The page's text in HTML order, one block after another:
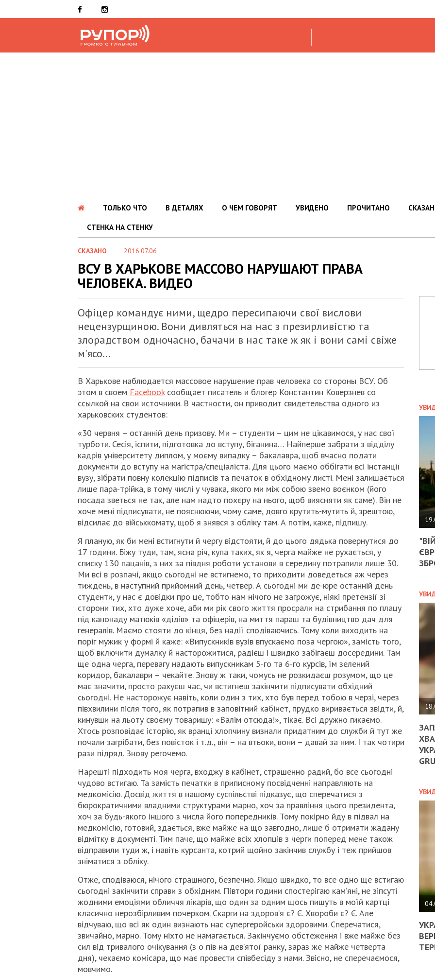
ТОЛЬКО ЧТО В ДЕТАЛЯХ О ЧЕМ ГОВОРЯТ УВИДЕНО ПРОЧИТАНО
СТЕНКА НА СТЕНКУ
СКАЗАНО 2016.07.06
ВСУ В ХАРЬКОВЕ МАССОВО НАРУШАЮТ ПРАВА
ЧЕЛОВЕКА. ВИДЕО
Офіцер командує ними, щедро пересипаючи свої вислови
нецензурщиною. Вони дивляться на нас з презирливістю та
злорадством одночасно, бачачи в нас таке ж як і вони самі свіже
м'ясо...
В Харькове наблюдается массовое нарушение прав человека со стороны ВСУ. Об
этом в своем Facebookсообщает писатель и блогер Константин Коверзнев со
ссылкой на свои источники. В частности, он приводит свидетельства одного из
харьковских студентов:
«30 червня – останній день призову. Ми – студенти – цим не цікавимося, у нас свої
турботи. Сесія, іспити, підготовка до вступу, біганина… Найперше забрати з відділу
кадрів університету диплом, у моєму випадку – бакалавра, щоб вчасно подати
документи до вступу на магістра/спеціаліста. Для цього маємо оббігати всі інстанції
вузу, зібрати повну колекцію підписів та печаток в обхідному листі. Мені залишається
лише пара-трійка, в тому числі у чувака, якого ми між собою звемо воєнком (його
посада зветься не так, але нам надто похєру на нього, щоб виясняти як саме). Він не
хоче мені підписувати, не пояснюючи, чому саме, довго крутить-мутить й, зрештою,
відсилає до військкомату, щоб я знявся з обліку там. А потім, каже, підпишу.
Я планую, як би мені встигнути й чергу відстояти, й до цього дядька повернутися до
17 години. Біжу туди, там, ясна річ, купа таких, як я, черга майже не рухається, у
списку 130 пацанів, з них за півдня роботи установи в середину потрапили лише 30.
Ми всі в розпачі, якщо сьогодні не встигнемо, то приходити доведеться аж через
тиждень, в наступний прийомний день, четвер. А сьогодні ми де-юре останній день
студенти, у нас є довідки про це, тобто нам нічого не загрожує, ніякі претензії зі
сторони тих, хто дуже хоче, аби ми рік свого життя просрали на стрибання по плацу
під канонаду матюків «дідів» та офіцерів, на миття параш та будівництво дач для
генералів. Маємо стояти до кінця, без надії сподіваючись. Тому коли виходить на
поріг мужик у формі й каже: «Випускників вузів впускаємо поза чергою», замість того,
щоб включити думалку й насторожитися, радієш і швидко забігаєш досередини. Там
ще одна черга, перевагу надають випускникам 5-го та 6-го курсів, їм зелений
коридор, бакалаври – чекайте. Знову ж таки, чомусь не розкидаєш розумом, що це
має значити, просто рахуєш час, чи встигнеш закінчити підписувати обхідний
сьогодні. Не насторожує навіть, коли один з тих, хто був перед тобою в черзі, через
півхвилини після того, як потрапив в заповітний кабінет, прудко виривається звідти, й,
кинувши на льоту своєму товаришу: «Валім отсюда!», тікає. Всі дружно гикаємо.
Хтось розповідає історію, як вранці хлопчину визнали придатним до служби й тут же
почали загрібати, без повісток і т.д., він – на втьоки, вони – давай за ним. І так чотири
рази підряд. Знову регочемо.
Нарешті підходить моя черга, входжу в кабінет, страшенно радий, бо все сьогодні
чудово встигаю. Та замість печатки в приписному посвідченні направляють на
медкомісію. Досвід життя в нашому суспільстві підказує, що сперечатися з
бюрократичними владними структурами марно, хоч за правління цього президента,
хоч за будь-якого іншого з числа його попередників. Тому покірно йду в підвал на
медкомісію, готовий, здається, вже майже на що завгодно, лише б отримати жадану
відмітку в документі. Тим паче, що майже всіх хлопців з черги поперед мене також
відправили туди ж, і навіть курсанта, котрий щойно закінчив службу і теж прийшов
зніматися з обліку.
Отже, сподіваюся, нічого страшного, безпечно. Якщо швидко, то все одно ще встигаю
сьогодні закінчити справи з обхідним. Півтори години спостерігаю кам’яні, не зіпсуті
жодними емоціями обличчя лікарів, що один за одним щось пишуть в моїй картці
класично нерозбірливим почерком. Скарги на здоров’я є? Є. Хвороби є? Є. Але
відчуваю, що всі як один визнають нас супергеройськи здоровими. Сперечатися,
звичайно, марно. Тому ніхто не намагається. Закінчуємо обстеження і вже майже без
сил від тривалого очікування (з о пів на дев’ятої ранку, зараз же майже четверта
дня), чекаємо комісара, що має провести співбесіду з нами. Звісно, не сперечаємося,
мовчимо.
НА
ДО
ЄС
-
НА